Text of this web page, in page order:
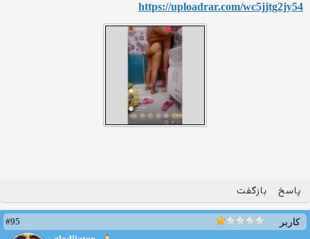
https://uploadrar.com/wc5jjtg2jy54
پاسخ بازگفت
کاربر
#95